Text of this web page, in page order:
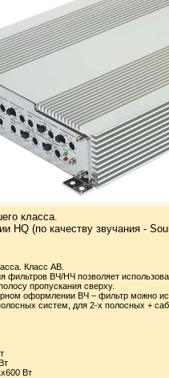
класса.
HQ (по качеству звучания -
Класс АВ.
фильтров ВЧ/НЧ позволяет
пропускания сверху.
оформлении ВЧ – фильтр можно
систем, для 2-х полосных +
Вт